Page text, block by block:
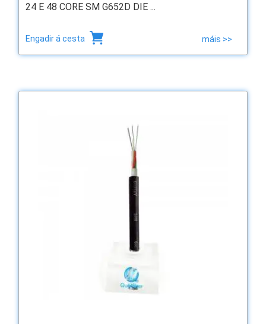
24 E 48 CORE SM G652D DIE ...
Engadir á cesta máis >>